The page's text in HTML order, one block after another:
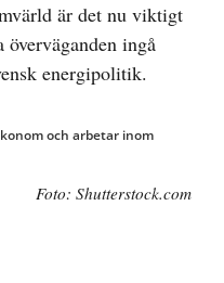
är det nu viktigt
ingå
energipolitik.
och arbetar inom
Foto: Shutterstock.com